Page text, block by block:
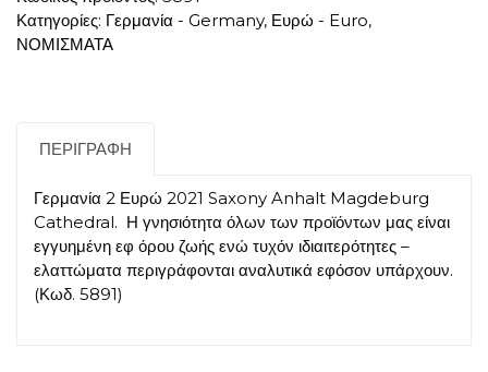
Anhalt
Magdeburg
Κατηγορίες: Γερμανία - Germany, Ευρώ - Euro,
ΝΟΜΙΣΜΑΤΑ
ΠΕΡΙΓΡΑΦΉ
Γερμανία 2 Ευρώ 2021 Saxony Anhalt Magdeburg
Cathedral. Η γνησιότητα όλων των προϊόντων μας είναι
εγγυημένη εφ όρου ζωής ενώ τυχόν ιδιαιτερότητες –
ελαττώματα περιγράφονται αναλυτικά εφόσον υπάρχουν.
(Κωδ. 5891)